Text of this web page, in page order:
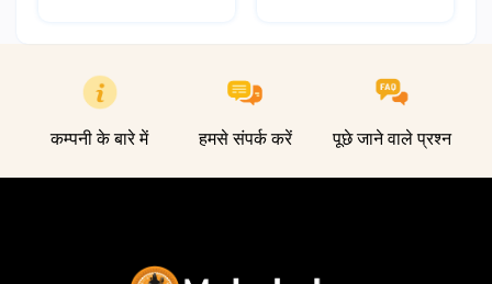
कम्पनी के बारे में हमसे संपर्क करें पूछे जाने वाले प्रश्न